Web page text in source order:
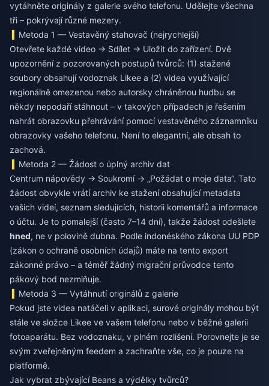
vytáhněte originály z galerie svého telefonu. Udělejte všechna
tři – pokrývají různé mezery.
Metoda 1 — Vestavěný stahovač (nejrychlejší)
Otevřete každé video → Sdílet → Uložit do zařízení. Dvě
upozornění z pozorovaných postupů tvůrců: (1) stažené
soubory obsahují vodoznak Likee a (2) videa využívající
regionálně omezenou nebo autorsky chráněnou hudbu se
někdy nepodaří stáhnout – v takových případech je řešením
nahrát obrazovku přehrávání pomocí vestavěného záznamníku
obrazovky vašeho telefonu. Není to elegantní, ale obsah to
zachová.
Metoda 2 — Žádost o úplný archiv dat
Centrum nápovědy → Soukromí → „Požádat o moje data“. Tato
žádost obvykle vrátí archiv ke stažení obsahující metadata
vašich videí, seznam sledujících, historii komentářů a informace
o účtu. Je to pomalejší (často 7–14 dní), takže žádost odešlete
hned, ne v polovině dubna. Podle indonéského zákona UU PDP
(zákon o ochraně osobních údajů) máte na tento export
zákonné právo – a téměř žádný migrační průvodce tento
pákový bod nezmiňuje.
Metoda 3 — Vytáhnutí originálů z galerie
Pokud jste videa natáčeli v aplikaci, surové originály mohou být
stále ve složce Likee ve vašem telefonu nebo v běžné galerii
fotoaparátu. Bez vodoznaku, v plném rozlišení. Porovnejte je se
svým zveřejněným feedem a zachraňte vše, co je pouze na
platformě.
Jak vybrat zbývající Beans a výdělky tvůrců?